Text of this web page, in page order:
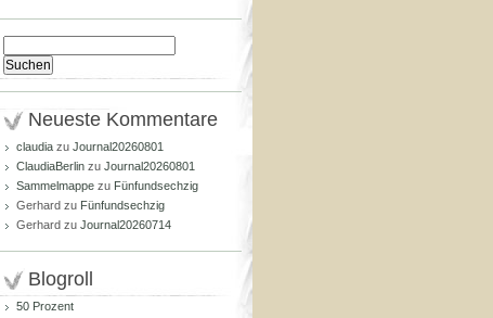
nach:
Neueste Kommentare
claudia zu Journal20260801
ClaudiaBerlin zu Journal20260801
Sammelmappe zu Fünfundsechzig
Gerhard zu Fünfundsechzig
Gerhard zu Journal20260714
Blogroll
50 Prozent